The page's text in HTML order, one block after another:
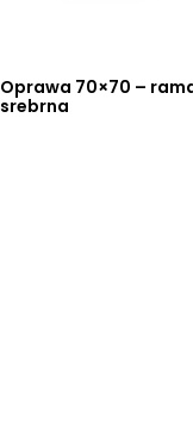
Oprawa 70×70 –
srebrna